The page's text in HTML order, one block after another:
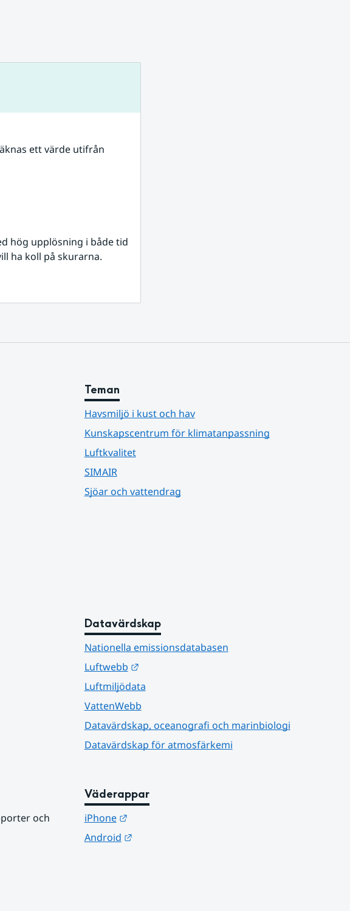
ett värde utifrån
hög upplösning i både tid
ha koll på skurarna.
Teman
Havsmiljö i kust och hav
Kunskapscentrum för klimatanpassning
Luftkvalitet
SIMAIR
Sjöar och vattendrag
Datavärdskap
Nationella emissionsdatabasen
Luftwebb
Länk till annan webbplats.
Luftmiljödata
VattenWebb
Datavärdskap, oceanografi och marinbiologi
Datavärdskap för atmosfärkemi
och
Väderappar
iPhone
Länk till annan webbplats.
Android
Länk till annan webbplats.